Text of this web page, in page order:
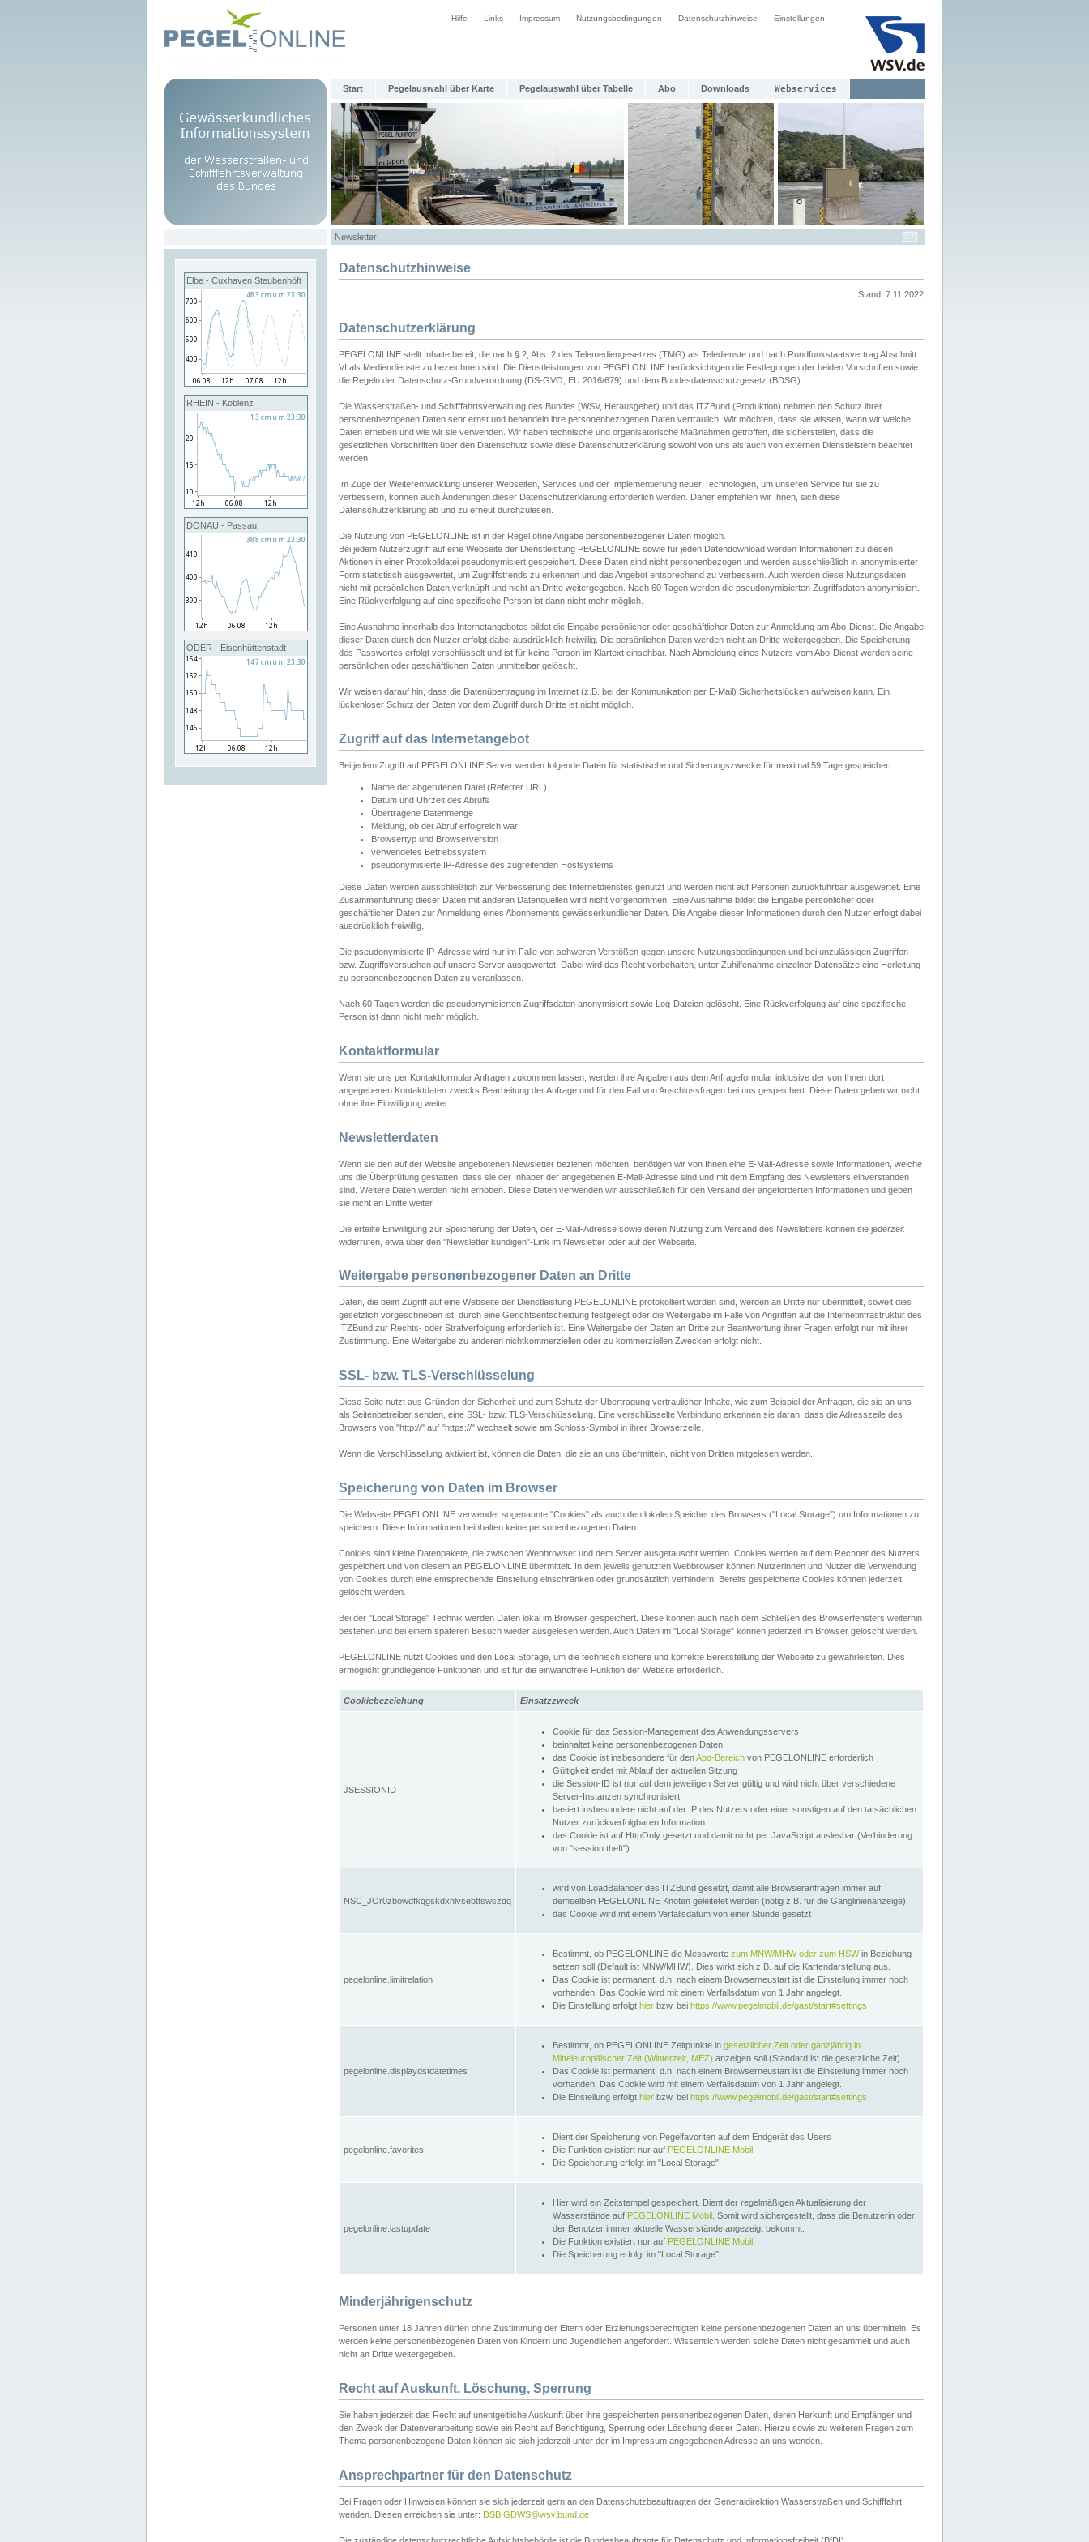
Hilfe Links Impressum Nutzungsbedingungen Datenschutzhinweise Einstellungen
Start Pegelauswahl über Karte Pegelauswahl über Tabelle Abo Downloads Webservices
Newsletter
Elbe - Cuxhaven Steubenhöft
RHEIN - Koblenz
DONAU - Passau
ODER - Eisenhüttenstadt
Datenschutzhinweise
Stand: 7.11.2022
Datenschutzerklärung
PEGELONLINE stellt Inhalte bereit, die nach § 2, Abs. 2 des Telemediengesetzes (TMG) als Teledienste und nach Rundfunkstaatsvertrag Abschnitt
VI als Mediendienste zu bezeichnen sind. Die Dienstleistungen von PEGELONLINE berücksichtigen die Festlegungen der beiden Vorschriften sowie
die Regeln der Datenschutz-Grundverordnung (DS-GVO, EU 2016/679) und dem Bundesdatenschutzgesetz (BDSG).
Die Wasserstraßen- und Schifffahrtsverwaltung des Bundes (WSV, Herausgeber) und das ITZBund (Produktion) nehmen den Schutz ihrer
personenbezogenen Daten sehr ernst und behandeln ihre personenbezogenen Daten vertraulich. Wir möchten, dass sie wissen, wann wir welche
Daten erheben und wie wir sie verwenden. Wir haben technische und organisatorische Maßnahmen getroffen, die sicherstellen, dass die
gesetzlichen Vorschriften über den Datenschutz sowie diese Datenschutzerklärung sowohl von uns als auch von externen Dienstleistern beachtet
werden.
Im Zuge der Weiterentwicklung unserer Webseiten, Services und der Implementierung neuer Technologien, um unseren Service für sie zu
verbessern, können auch Änderungen dieser Datenschutzerklärung erforderlich werden. Daher empfehlen wir Ihnen, sich diese
Datenschutzerklärung ab und zu erneut durchzulesen.
Die Nutzung von PEGELONLINE ist in der Regel ohne Angabe personenbezogener Daten möglich.
Bei jedem Nutzerzugriff auf eine Webseite der Dienstleistung PEGELONLINE sowie für jeden Datendownload werden Informationen zu diesen
Aktionen in einer Protokolldatei pseudonymisiert gespeichert. Diese Daten sind nicht personenbezogen und werden ausschließlich in anonymisierter
Form statistisch ausgewertet, um Zugriffstrends zu erkennen und das Angebot entsprechend zu verbessern. Auch werden diese Nutzungsdaten
nicht mit persönlichen Daten verknüpft und nicht an Dritte weitergegeben. Nach 60 Tagen werden die pseudonymisierten Zugriffsdaten anonymisiert.
Eine Rückverfolgung auf eine spezifische Person ist dann nicht mehr möglich.
Eine Ausnahme innerhalb des Internetangebotes bildet die Eingabe persönlicher oder geschäftlicher Daten zur Anmeldung am Abo-Dienst. Die Angabe
dieser Daten durch den Nutzer erfolgt dabei ausdrücklich freiwillig. Die persönlichen Daten werden nicht an Dritte weitergegeben. Die Speicherung
des Passwortes erfolgt verschlüsselt und ist für keine Person im Klartext einsehbar. Nach Abmeldung eines Nutzers vom Abo-Dienst werden seine
persönlichen oder geschäftlichen Daten unmittelbar gelöscht.
Wir weisen darauf hin, dass die Datenübertragung im Internet (z.B. bei der Kommunikation per E-Mail) Sicherheitslücken aufweisen kann. Ein
lückenloser Schutz der Daten vor dem Zugriff durch Dritte ist nicht möglich.
Zugriff auf das Internetangebot
Bei jedem Zugriff auf PEGELONLINE Server werden folgende Daten für statistische und Sicherungszwecke für maximal 59 Tage gespeichert:
Name der abgerufenen Datei (Referrer URL)
Datum und Uhrzeit des Abrufs
Übertragene Datenmenge
Meldung, ob der Abruf erfolgreich war
Browsertyp und Browserversion
verwendetes Betriebssystem
pseudonymisierte IP-Adresse des zugreifenden Hostsystems
Diese Daten werden ausschließlich zur Verbesserung des Internetdienstes genutzt und werden nicht auf Personen zurückführbar ausgewertet. Eine
Zusammenführung dieser Daten mit anderen Datenquellen wird nicht vorgenommen. Eine Ausnahme bildet die Eingabe persönlicher oder
geschäftlicher Daten zur Anmeldung eines Abonnements gewässerkundlicher Daten. Die Angabe dieser Informationen durch den Nutzer erfolgt dabei
ausdrücklich freiwillig.
Die pseudonymisierte IP-Adresse wird nur im Falle von schweren Verstößen gegen unsere Nutzungsbedingungen und bei unzulässigen Zugriffen
bzw. Zugriffsversuchen auf unsere Server ausgewertet. Dabei wird das Recht vorbehalten, unter Zuhilfenahme einzelner Datensätze eine Herleitung
zu personenbezogenen Daten zu veranlassen.
Nach 60 Tagen werden die pseudonymisierten Zugriffsdaten anonymisiert sowie Log-Dateien gelöscht. Eine Rückverfolgung auf eine spezifische
Person ist dann nicht mehr möglich.
Kontaktformular
Wenn sie uns per Kontaktformular Anfragen zukommen lassen, werden ihre Angaben aus dem Anfrageformular inklusive der von Ihnen dort
angegebenen Kontaktdaten zwecks Bearbeitung der Anfrage und für den Fall von Anschlussfragen bei uns gespeichert. Diese Daten geben wir nicht
ohne ihre Einwilligung weiter.
Newsletterdaten
Wenn sie den auf der Website angebotenen Newsletter beziehen möchten, benötigen wir von Ihnen eine E-Mail-Adresse sowie Informationen, welche
uns die Überprüfung gestatten, dass sie der Inhaber der angegebenen E-Mail-Adresse sind und mit dem Empfang des Newsletters einverstanden
sind. Weitere Daten werden nicht erhoben. Diese Daten verwenden wir ausschließlich für den Versand der angeforderten Informationen und geben
sie nicht an Dritte weiter.
Die erteilte Einwilligung zur Speicherung der Daten, der E-Mail-Adresse sowie deren Nutzung zum Versand des Newsletters können sie jederzeit
widerrufen, etwa über den "Newsletter kündigen"-Link im Newsletter oder auf der Webseite.
Weitergabe personenbezogener Daten an Dritte
Daten, die beim Zugriff auf eine Webseite der Dienstleistung PEGELONLINE protokolliert worden sind, werden an Dritte nur übermittelt, soweit dies
gesetzlich vorgeschrieben ist, durch eine Gerichtsentscheidung festgelegt oder die Weitergabe im Falle von Angriffen auf die Internetinfrastruktur des
ITZBund zur Rechts- oder Strafverfolgung erforderlich ist. Eine Weitergabe der Daten an Dritte zur Beantwortung ihrer Fragen erfolgt nur mit ihrer
Zustimmung. Eine Weitergabe zu anderen nichtkommerziellen oder zu kommerziellen Zwecken erfolgt nicht.
SSL- bzw. TLS-Verschlüsselung
Diese Seite nutzt aus Gründen der Sicherheit und zum Schutz der Übertragung vertraulicher Inhalte, wie zum Beispiel der Anfragen, die sie an uns
als Seitenbetreiber senden, eine SSL- bzw. TLS-Verschlüsselung. Eine verschlüsselte Verbindung erkennen sie daran, dass die Adresszeile des
Browsers von "http://" auf "https://" wechselt sowie am Schloss-Symbol in ihrer Browserzeile.
Wenn die Verschlüsselung aktiviert ist, können die Daten, die sie an uns übermitteln, nicht von Dritten mitgelesen werden.
Speicherung von Daten im Browser
Die Webseite PEGELONLINE verwendet sogenannte "Cookies" als auch den lokalen Speicher des Browsers ("Local Storage") um Informationen zu
speichern. Diese Informationen beinhalten keine personenbezogenen Daten.
Cookies sind kleine Datenpakete, die zwischen Webbrowser und dem Server ausgetauscht werden. Cookies werden auf dem Rechner des Nutzers
gespeichert und von diesem an PEGELONLINE übermittelt. In dem jeweils genutzten Webbrowser können Nutzerinnen und Nutzer die Verwendung
von Cookies durch eine entsprechende Einstellung einschränken oder grundsätzlich verhindern. Bereits gespeicherte Cookies können jederzeit
gelöscht werden.
Bei der "Local Storage" Technik werden Daten lokal im Browser gespeichert. Diese können auch nach dem Schließen des Browserfensters weiterhin
bestehen und bei einem späteren Besuch wieder ausgelesen werden. Auch Daten im "Local Storage" können jederzeit im Browser gelöscht werden.
PEGELONLINE nutzt Cookies und den Local Storage, um die technisch sichere und korrekte Bereitstellung der Webseite zu gewährleisten. Dies
ermöglicht grundlegende Funktionen und ist für die einwandfreie Funktion der Website erforderlich.
Cookiebezeichung Einsatzzweck
JSESSIONID
Cookie für das Session-Management des Anwendungsservers
beinhaltet keine personenbezogenen Daten
das Cookie ist insbesondere für denAbo-Bereich von PEGELONLINE erforderlich
Gültigkeit endet mit Ablauf der aktuellen Sitzung
die Session-ID ist nur auf dem jeweiligen Server gültig und wird nicht über verschiedene
Server-Instanzen synchronisiert
basiert insbesondere nicht auf der IP des Nutzers oder einer sonstigen auf den tatsächlichen
Nutzer zurückverfolgbaren Information
das Cookie ist auf HttpOnly gesetzt und damit nicht per JavaScript auslesbar (Verhinderung
von "session theft")
NSC_JOr0zbowdfkqgskdxhlvsebttswszdq
wird von LoadBalancer des ITZBund gesetzt, damit alle Browseranfragen immer auf
demselben PEGELONLINE Knoten geleitetet werden (nötig z.B. für die Ganglinienanzeige)
das Cookie wird mit einem Verfallsdatum von einer Stunde gesetzt
pegelonline.limitrelation
Bestimmt, ob PEGELONLINE die Messwerte zum MNW/MHW oder zum HSWin Beziehung
setzen soll (Default ist MNW/MHW). Dies wirkt sich z.B. auf die Kartendarstellung aus.
Das Cookie ist permanent, d.h. nach einem Browserneustart ist die Einstellung immer noch
vorhanden. Das Cookie wird mit einem Verfallsdatum von 1 Jahr angelegt.
Die Einstellung erfolgt hier bzw. bei https://www.pegelmobil.de/gast/start#settings
pegelonline.displaydstdatetimes
Bestimmt, ob PEGELONLINE Zeitpunkte in gesetzlicher Zeit oder ganzjährig in
Mitteleuropäischer Zeit (Winterzeit, MEZ) anzeigen soll (Standard ist die gesetzliche Zeit).
Das Cookie ist permanent, d.h. nach einem Browserneustart ist die Einstellung immer noch
vorhanden. Das Cookie wird mit einem Verfallsdatum von 1 Jahr angelegt.
Die Einstellung erfolgt hier bzw. bei https://www.pegelmobil.de/gast/start#settings
pegelonline.favorites
Dient der Speicherung von Pegelfavoriten auf dem Endgerät des Users
Die Funktion existiert nur auf PEGELONLINE Mobil
Die Speicherung erfolgt im "Local Storage"
pegelonline.lastupdate
Hier wird ein Zeitstempel gespeichert. Dient der regelmäßigen Aktualisierung der
Wasserstände auf PEGELONLINE Mobil . Somit wird sichergestellt, dass die Benutzerin oder
der Benutzer immer aktuelle Wasserstände angezeigt bekommt.
Die Funktion existiert nur auf PEGELONLINE Mobil
Die Speicherung erfolgt im "Local Storage"
Minderjährigenschutz
Personen unter 18 Jahren dürfen ohne Zustimmung der Eltern oder Erziehungsberechtigten keine personenbezogenen Daten an uns übermitteln. Es
werden keine personenbezogenen Daten von Kindern und Jugendlichen angefordert. Wissentlich werden solche Daten nicht gesammelt und auch
nicht an Dritte weitergegeben.
Recht auf Auskunft, Löschung, Sperrung
Sie haben jederzeit das Recht auf unentgeltliche Auskunft über ihre gespeicherten personenbezogenen Daten, deren Herkunft und Empfänger und
den Zweck der Datenverarbeitung sowie ein Recht auf Berichtigung, Sperrung oder Löschung dieser Daten. Hierzu sowie zu weiteren Fragen zum
Thema personenbezogene Daten können sie sich jederzeit unter der im Impressum angegebenen Adresse an uns wenden.
Ansprechpartner für den Datenschutz
Bei Fragen oder Hinweisen können sie sich jederzeit gern an den Datenschutzbeauftragten der Generaldirektion Wasserstraßen und Schifffahrt
wenden. Diesen erreichen sie unter: DSB.GDWS@wsv.bund.de